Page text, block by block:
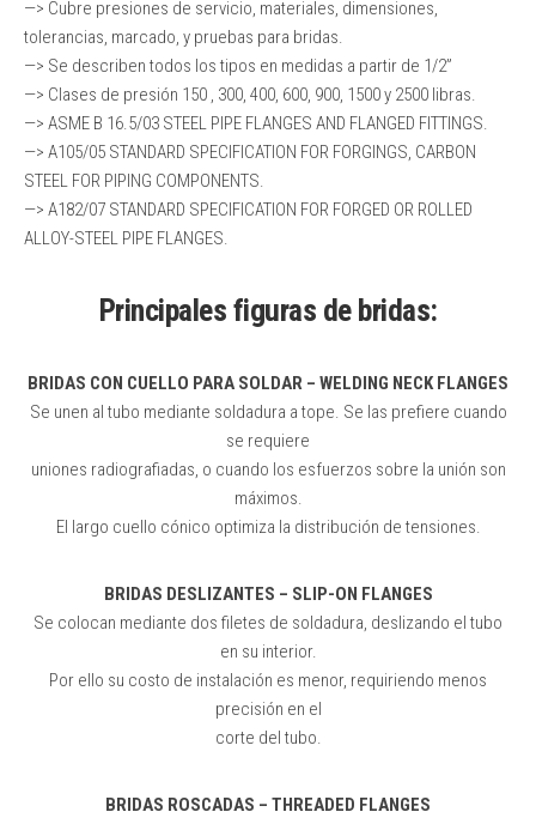
—> Cubre presiones de servicio, materiales, dimensiones,
tolerancias, marcado, y pruebas para bridas.
—> Se describen todos los tipos en medidas a partir de 1/2”
—> Clases de presión 150 , 300, 400, 600, 900, 1500 y 2500 libras.
—> ASME B 16.5/03 STEEL PIPE FLANGES AND FLANGED FITTINGS.
—> A105/05 STANDARD SPECIFICATION FOR FORGINGS, CARBON
STEEL FOR PIPING COMPONENTS.
—> A182/07 STANDARD SPECIFICATION FOR FORGED OR ROLLED
ALLOY-STEEL PIPE FLANGES.
Principales figuras de bridas:
BRIDAS CON CUELLO PARA SOLDAR – WELDING NECK FLANGES
Se unen al tubo mediante soldadura a tope. Se las prefiere cuando
se requiere
uniones radiografiadas, o cuando los esfuerzos sobre la unión son
máximos.
El largo cuello cónico optimiza la distribución de tensiones.
BRIDAS DESLIZANTES – SLIP-ON FLANGES
Se colocan mediante dos filetes de soldadura, deslizando el tubo
en su interior.
Por ello su costo de instalación es menor, requiriendo menos
precisión en el
corte del tubo.
BRIDAS ROSCADAS – THREADED FLANGES